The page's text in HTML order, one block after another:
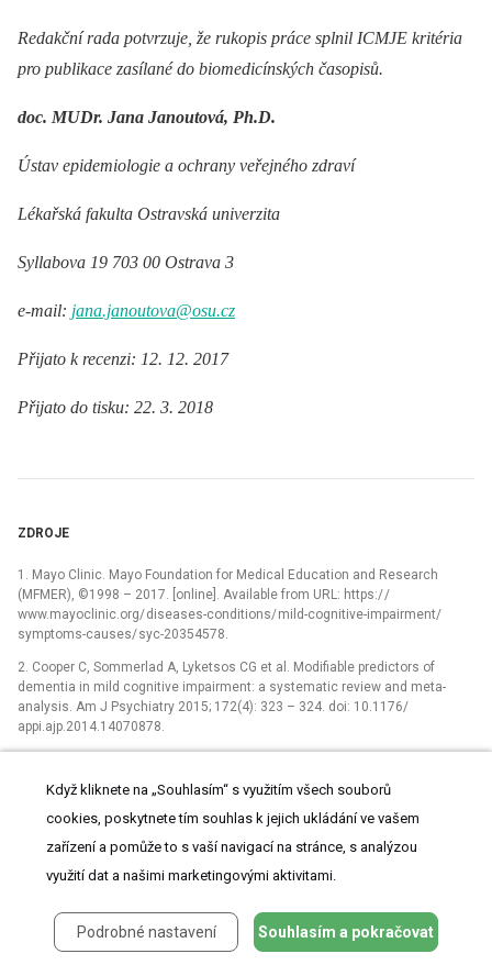
Redakční rada potvrzuje, že rukopis práce splnil ICMJE kritéria
pro publikace zasílané do biomedicínských časopisů.
doc. MUDr. Jana Janoutová, Ph.D.
Ústav epidemiologie a ochrany veřejného zdraví
Lékařská fakulta Ostravská univerzita
Syllabova 19 703 00 Ostrava 3
e-mail: jana.janoutova@osu.cz
Přijato k recenzi: 12. 12. 2017
Přijato do tisku: 22. 3. 2018
ZDROJE
1. Mayo Clinic. Mayo Foundation for Medical Edu­cation and Research
(MFMER), ©1998 –⁠ 2017. [online]. Avail­able from URL: https:/ /
www.mayoclinic.org/ dis­eases-conditions/ mild-cognitive-impairment/
symp­toms-causes/ syc-20354578.
2. Cooper C, Som­merlad A, Lyketsos CG et al. Modifi­able predictors of
dementia in mild cognitive impairment: a systematic review and meta-
analysis. Am J Psychiatry 2015; 172(4): 323 –⁠ 324. doi: 10.1176/
appi.ajp.2014.14070878.
International Psychogeriatric As­sociation in col­laboration with the
World Health Organization. Int Psychogeriatr 1994; 6(1): 63 –⁠ 68.
a historical perspective. Int Psychogeriatr 2008; 20(1): 18 –⁠ 31. doi:
10.1017/ S1041610207006394.
Intern Med 2004; 256(3): 183 –⁠ 194. doi: 10.1111/ j.1365-
2796.2004.01388.x.
Když kliknete na „Souhlasím“ s využitím všech souborů
cookies, poskytnete tím souhlas k jejich ukládání ve vašem
zařízení a pomůže to s vaší navigací na stránce, s analýzou
využití dat a našimi marketingovými aktivitami.
Podrobné nastavení Souhlasím a pokračovat